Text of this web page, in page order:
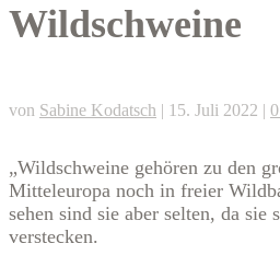
Wildschweine
von Sabine Kodatsch | 15. Juli 2022 |
„Wildschweine gehören zu den
Mitteleuropa noch in freier
sehen sind sie aber selten, da
verstecken.